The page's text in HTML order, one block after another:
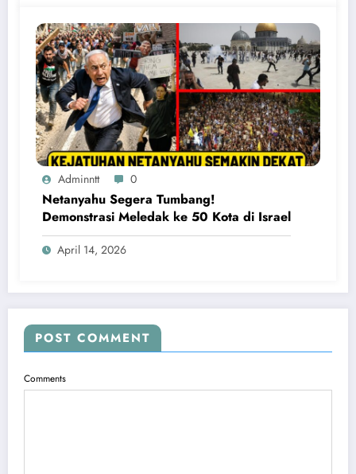
Adminntt 0
Netanyahu Segera Tumbang!
Demonstrasi Meledak ke 50 Kota di Israel
April 14, 2026
POST COMMENT
Comments